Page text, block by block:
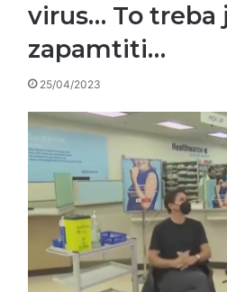
virus… To treba
zapamtiti…
25/04/2023